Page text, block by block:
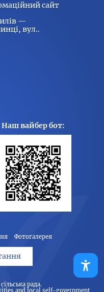
сайт
—
вул..
Наш вайбер бот:
Фотогалерея
рада.